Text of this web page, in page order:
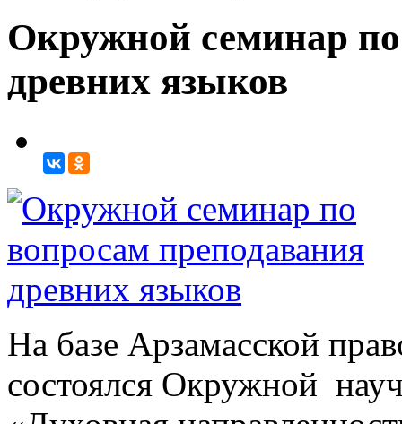
Окружной семинар
древних языков
На базе Арзамасской
состоялся Окружной